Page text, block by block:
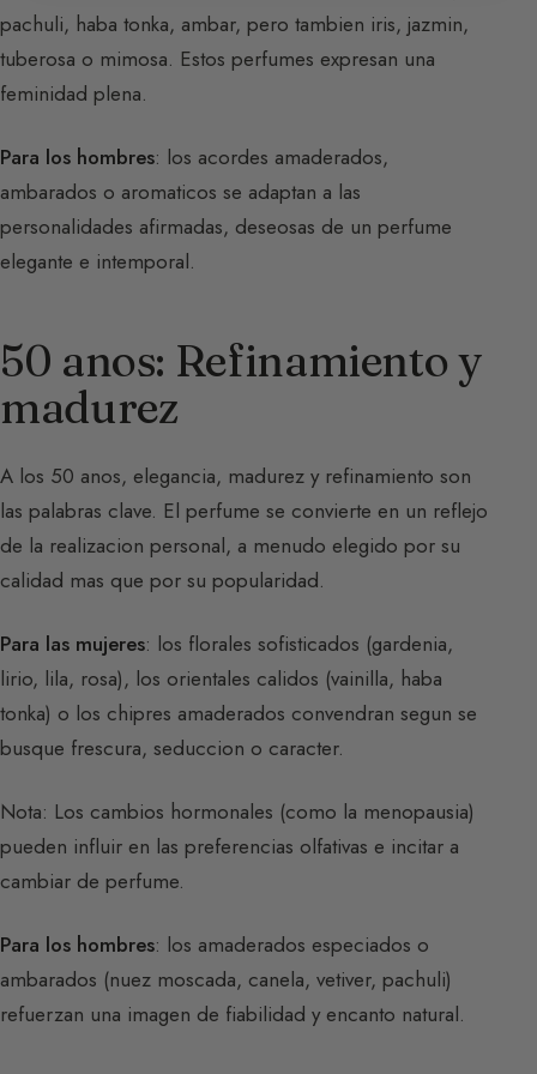
pachuli, haba tonka, ambar, pero tambien iris, jazmin,
tuberosa o mimosa. Estos perfumes expresan una
feminidad plena.
Para los hombres: los acordes amaderados,
ambarados o aromaticos se adaptan a las
personalidades afirmadas, deseosas de un perfume
elegante e intemporal.
50 anos: Refinamiento y
madurez
A los 50 anos, elegancia, madurez y refinamiento son
las palabras clave. El perfume se convierte en un reflejo
de la realizacion personal, a menudo elegido por su
calidad mas que por su popularidad.
Para las mujeres: los florales sofisticados (gardenia,
lirio, lila, rosa), los orientales calidos (vainilla, haba
tonka) o los chipres amaderados convendran segun se
busque frescura, seduccion o caracter.
Nota: Los cambios hormonales (como la menopausia)
pueden influir en las preferencias olfativas e incitar a
cambiar de perfume.
Para los hombres: los amaderados especiados o
ambarados (nuez moscada, canela, vetiver, pachuli)
refuerzan una imagen de fiabilidad y encanto natural.